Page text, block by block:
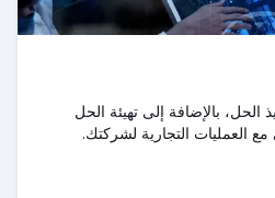
بالإضافة إلى تهيئة الحل
العمليات التجارية لشركتك.